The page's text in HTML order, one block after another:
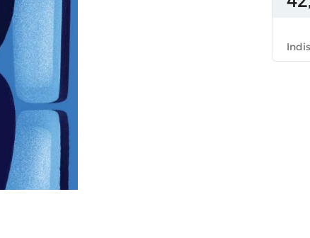
Antidotul perfect pentru ghidurile care
incearca sa ne